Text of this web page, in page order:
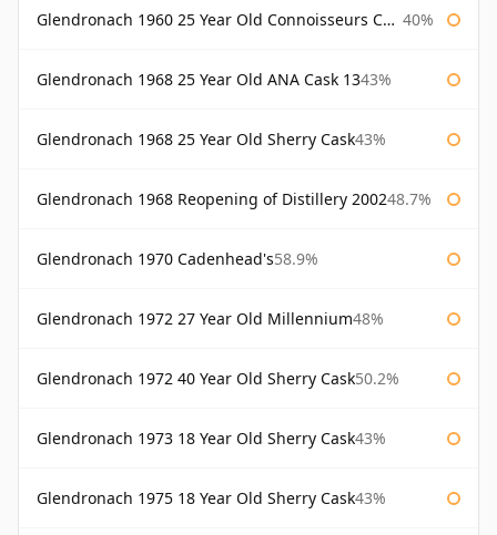
Glendronach 1960 25 Year Old Connoisseurs Choice Gordon & Macphail 40%
Glendronach 1968 25 Year Old ANA Cask 1343%
Glendronach 1968 25 Year Old Sherry Cask43%
Glendronach 1968 Reopening of Distillery 200248.7%
Glendronach 1970 Cadenhead's58.9%
Glendronach 1972 27 Year Old Millennium48%
Glendronach 1972 40 Year Old Sherry Cask50.2%
Glendronach 1973 18 Year Old Sherry Cask43%
Glendronach 1975 18 Year Old Sherry Cask43%